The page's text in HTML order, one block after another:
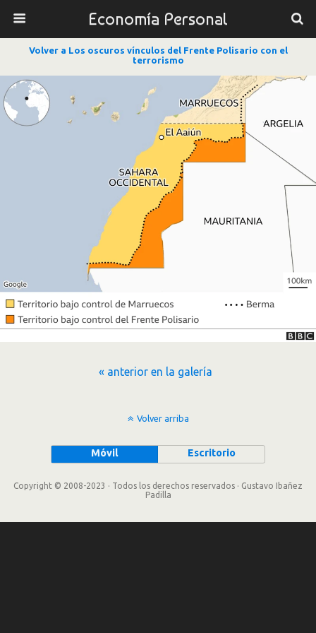
Economía Personal
Volver a Los oscuros vínculos del Frente Polisario con el
terrorismo
« anterior en la galería
Volver arriba
Móvil Escritorio
Copyright © 2008-2023 · Todos los derechos reservados · Gustavo Ibañez
Padilla